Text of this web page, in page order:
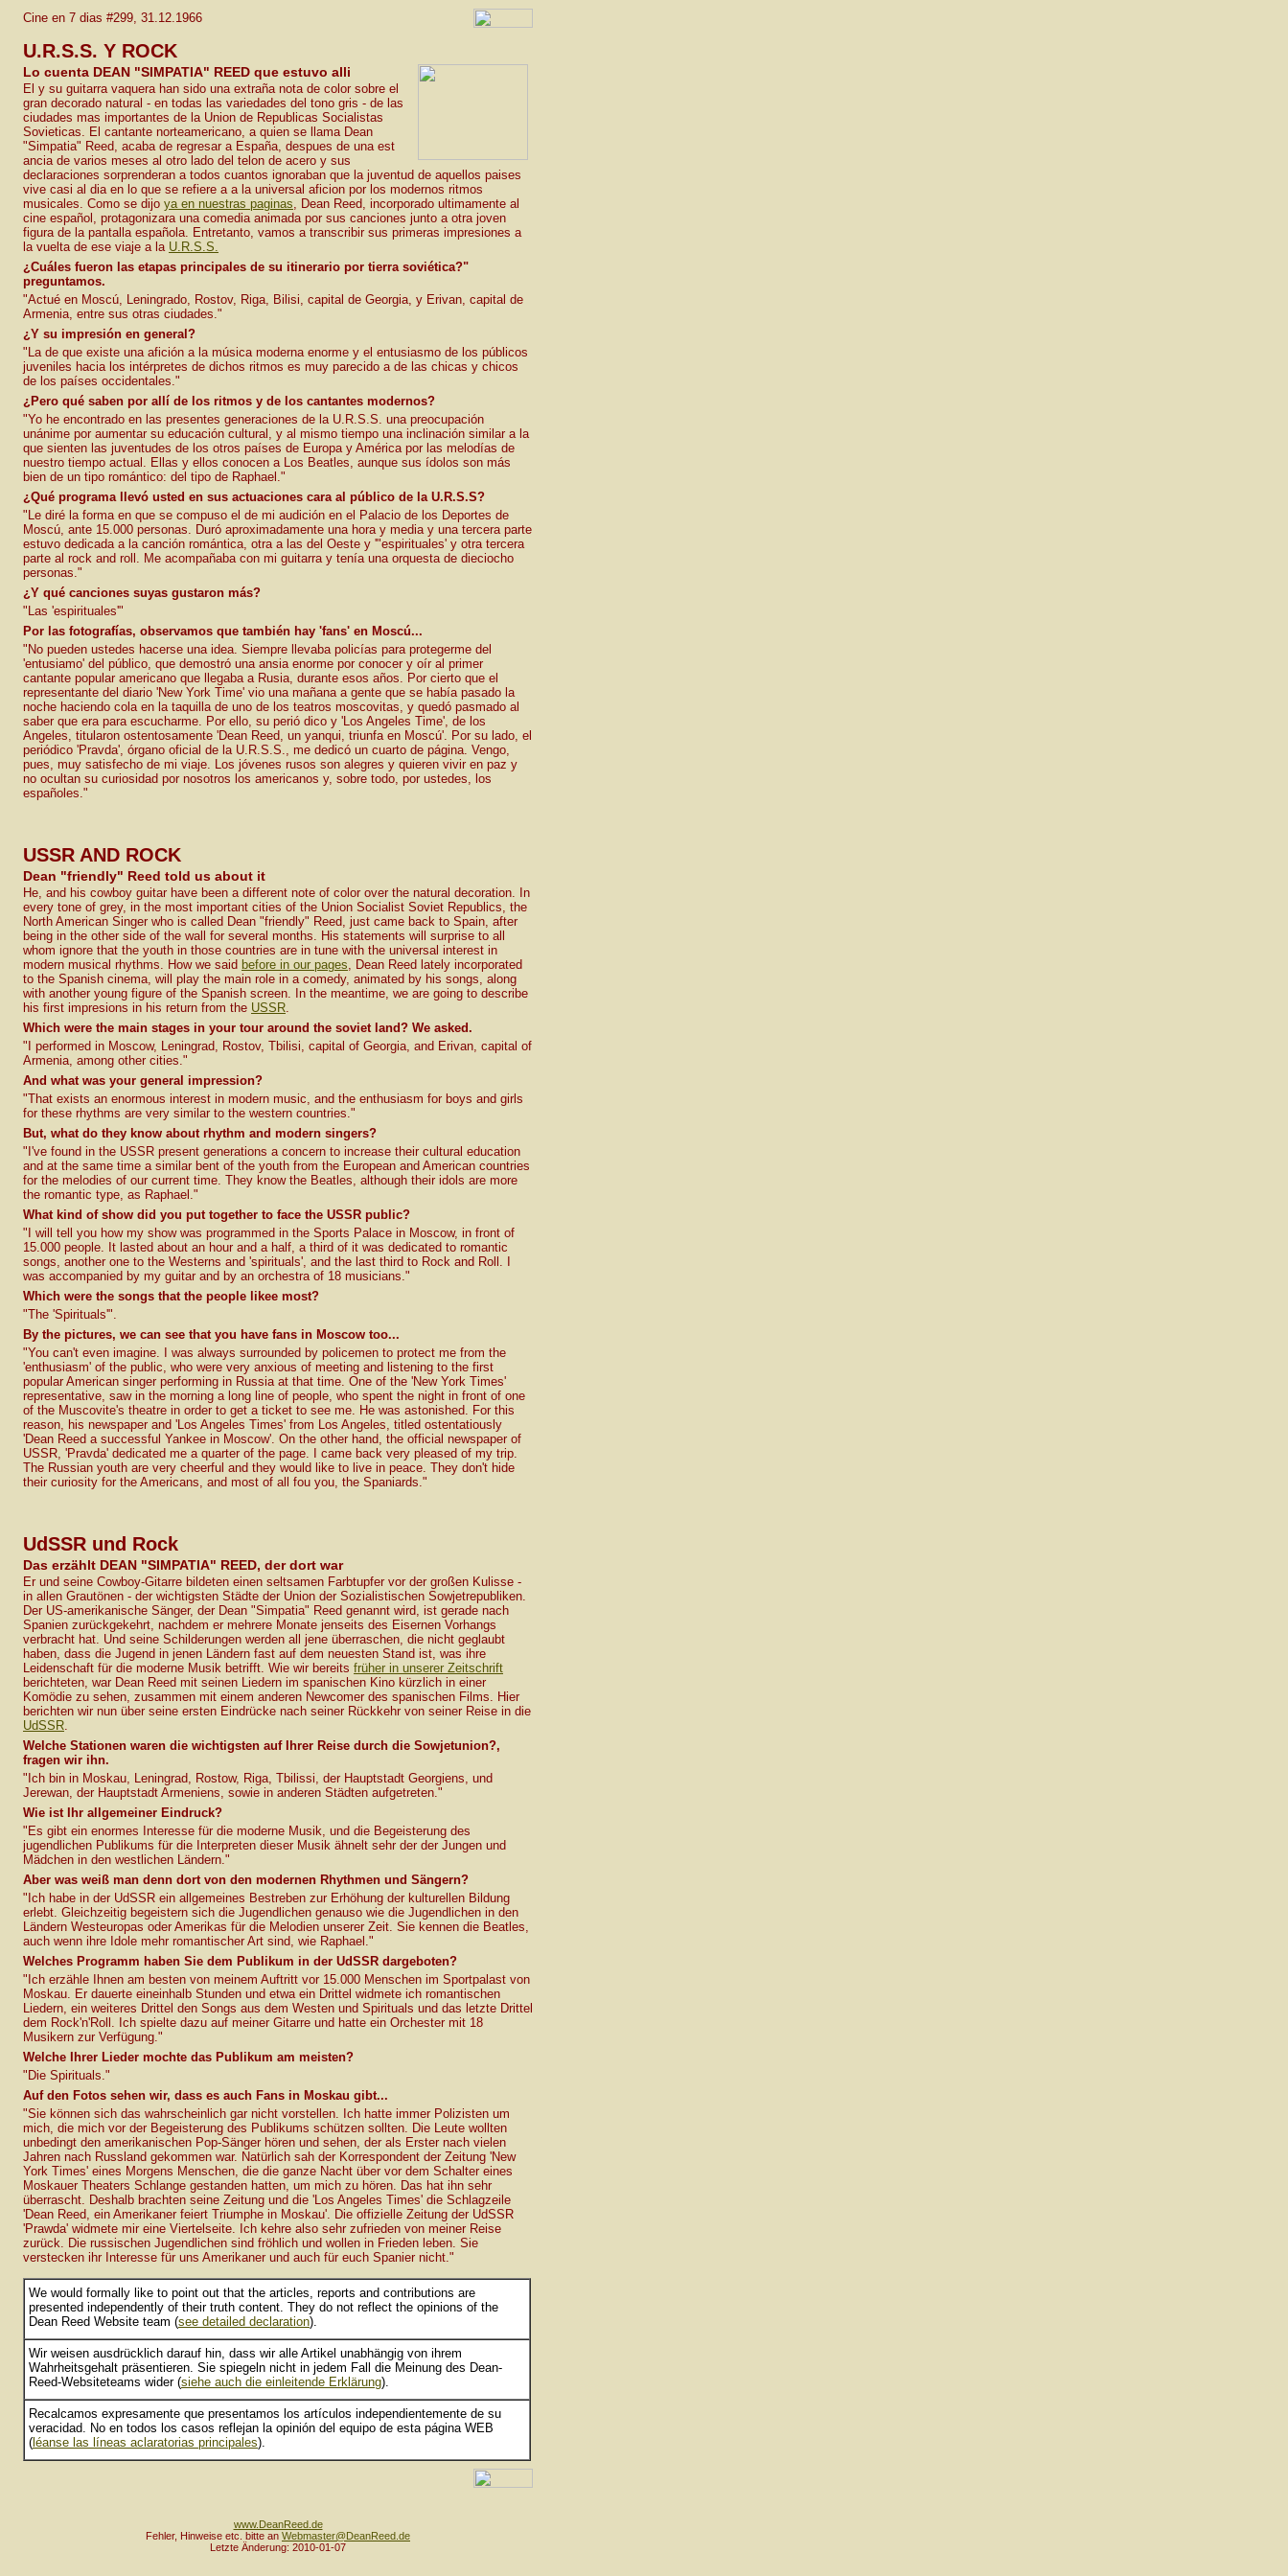
Cine en 7 dias #299, 31.12.1966
U.R.S.S. Y ROCK
Lo cuenta DEAN "SIMPATIA" REED que estuvo alli
El y su guitarra vaquera han sido una extraña nota de color sobre el
gran decorado natural - en todas las variedades del tono gris - de las
ciudades mas importantes de la Union de Republicas Socialistas
Sovieticas. El cantante norteamericano, a quien se llama Dean
"Simpatia" Reed, acaba de regresar a España, despues de una est
ancia de varios meses al otro lado del telon de acero y sus
declaraciones sorprenderan a todos cuantos ignoraban que la juventud de aquellos paises
vive casi al dia en lo que se refiere a a la universal aficion por los modernos ritmos
musicales. Como se dijo ya en nuestras paginas, Dean Reed, incorporado ultimamente al
cine español, protagonizara una comedia animada por sus canciones junto a otra joven
figura de la pantalla española. Entretanto, vamos a transcribir sus primeras impresiones a
la vuelta de ese viaje a la U.R.S.S.
¿Cuáles fueron las etapas principales de su itinerario por tierra soviética?"
preguntamos.
"Actué en Moscú, Leningrado, Rostov, Riga, Bilisi, capital de Georgia, y Erivan, capital de
Armenia, entre sus otras ciudades."
¿Y su impresión en general?
"La de que existe una afición a la música moderna enorme y el entusiasmo de los públicos
juveniles hacia los intérpretes de dichos ritmos es muy parecido a de las chicas y chicos
de los países occidentales."
¿Pero qué saben por allí de los ritmos y de los cantantes modernos?
"Yo he encontrado en las presentes generaciones de la U.R.S.S. una preocupación
unánime por aumentar su educación cultural, y al mismo tiempo una inclinación similar a la
que sienten las juventudes de los otros países de Europa y América por las melodías de
nuestro tiempo actual. Ellas y ellos conocen a Los Beatles, aunque sus ídolos son más
bien de un tipo romántico: del tipo de Raphael."
¿Qué programa llevó usted en sus actuaciones cara al público de la U.R.S.S?
"Le diré la forma en que se compuso el de mi audición en el Palacio de los Deportes de
Moscú, ante 15.000 personas. Duró aproximadamente una hora y media y una tercera parte
estuvo dedicada a la canción romántica, otra a las del Oeste y '"espirituales' y otra tercera
parte al rock and roll. Me acompañaba con mi guitarra y tenía una orquesta de dieciocho
personas."
¿Y qué canciones suyas gustaron más?
"Las 'espirituales'"
Por las fotografías, observamos que también hay 'fans' en Moscú...
"No pueden ustedes hacerse una idea. Siempre llevaba policías para protegerme del
'entusiamo' del público, que demostró una ansia enorme por conocer y oír al primer
cantante popular americano que llegaba a Rusia, durante esos años. Por cierto que el
representante del diario 'New York Time' vio una mañana a gente que se había pasado la
noche haciendo cola en la taquilla de uno de los teatros moscovitas, y quedó pasmado al
saber que era para escucharme. Por ello, su perió dico y 'Los Angeles Time', de los
Angeles, titularon ostentosamente 'Dean Reed, un yanqui, triunfa en Moscú'. Por su lado, el
periódico 'Pravda', órgano oficial de la U.R.S.S., me dedicó un cuarto de página. Vengo,
pues, muy satisfecho de mi viaje. Los jóvenes rusos son alegres y quieren vivir en paz y
no ocultan su curiosidad por nosotros los americanos y, sobre todo, por ustedes, los
españoles."
USSR AND ROCK
Dean "friendly" Reed told us about it
He, and his cowboy guitar have been a different note of color over the natural decoration. In
every tone of grey, in the most important cities of the Union Socialist Soviet Republics, the
North American Singer who is called Dean "friendly" Reed, just came back to Spain, after
being in the other side of the wall for several months. His statements will surprise to all
whom ignore that the youth in those countries are in tune with the universal interest in
modern musical rhythms. How we said before in our pages, Dean Reed lately incorporated
to the Spanish cinema, will play the main role in a comedy, animated by his songs, along
with another young figure of the Spanish screen. In the meantime, we are going to describe
his first impresions in his return from the USSR.
Which were the main stages in your tour around the soviet land? We asked.
"I performed in Moscow, Leningrad, Rostov, Tbilisi, capital of Georgia, and Erivan, capital of
Armenia, among other cities."
And what was your general impression?
"That exists an enormous interest in modern music, and the enthusiasm for boys and girls
for these rhythms are very similar to the western countries."
But, what do they know about rhythm and modern singers?
"I've found in the USSR present generations a concern to increase their cultural education
and at the same time a similar bent of the youth from the European and American countries
for the melodies of our current time. They know the Beatles, although their idols are more
the romantic type, as Raphael."
What kind of show did you put together to face the USSR public?
"I will tell you how my show was programmed in the Sports Palace in Moscow, in front of
15.000 people. It lasted about an hour and a half, a third of it was dedicated to romantic
songs, another one to the Westerns and 'spirituals', and the last third to Rock and Roll. I
was accompanied by my guitar and by an orchestra of 18 musicians."
Which were the songs that the people likee most?
"The 'Spirituals'".
By the pictures, we can see that you have fans in Moscow too...
"You can't even imagine. I was always surrounded by policemen to protect me from the
'enthusiasm' of the public, who were very anxious of meeting and listening to the first
popular American singer performing in Russia at that time. One of the 'New York Times'
representative, saw in the morning a long line of people, who spent the night in front of one
of the Muscovite's theatre in order to get a ticket to see me. He was astonished. For this
reason, his newspaper and 'Los Angeles Times' from Los Angeles, titled ostentatiously
'Dean Reed a successful Yankee in Moscow'. On the other hand, the official newspaper of
USSR, 'Pravda' dedicated me a quarter of the page. I came back very pleased of my trip.
The Russian youth are very cheerful and they would like to live in peace. They don't hide
their curiosity for the Americans, and most of all fou you, the Spaniards."
UdSSR und Rock
Das erzählt DEAN "SIMPATIA" REED, der dort war
Er und seine Cowboy-Gitarre bildeten einen seltsamen Farbtupfer vor der großen Kulisse -
in allen Grautönen - der wichtigsten Städte der Union der Sozialistischen Sowjetrepubliken.
Der US-amerikanische Sänger, der Dean "Simpatia" Reed genannt wird, ist gerade nach
Spanien zurückgekehrt, nachdem er mehrere Monate jenseits des Eisernen Vorhangs
verbracht hat. Und seine Schilderungen werden all jene überraschen, die nicht geglaubt
haben, dass die Jugend in jenen Ländern fast auf dem neuesten Stand ist, was ihre
Leidenschaft für die moderne Musik betrifft. Wie wir bereits früher in unserer Zeitschrift
berichteten, war Dean Reed mit seinen Liedern im spanischen Kino kürzlich in einer
Komödie zu sehen, zusammen mit einem anderen Newcomer des spanischen Films. Hier
berichten wir nun über seine ersten Eindrücke nach seiner Rückkehr von seiner Reise in die
UdSSR.
Welche Stationen waren die wichtigsten auf Ihrer Reise durch die Sowjetunion?,
fragen wir ihn.
"Ich bin in Moskau, Leningrad, Rostow, Riga, Tbilissi, der Hauptstadt Georgiens, und
Jerewan, der Hauptstadt Armeniens, sowie in anderen Städten aufgetreten."
Wie ist Ihr allgemeiner Eindruck?
"Es gibt ein enormes Interesse für die moderne Musik, und die Begeisterung des
jugendlichen Publikums für die Interpreten dieser Musik ähnelt sehr der der Jungen und
Mädchen in den westlichen Ländern."
Aber was weiß man denn dort von den modernen Rhythmen und Sängern?
"Ich habe in der UdSSR ein allgemeines Bestreben zur Erhöhung der kulturellen Bildung
erlebt. Gleichzeitig begeistern sich die Jugendlichen genauso wie die Jugendlichen in den
Ländern Westeuropas oder Amerikas für die Melodien unserer Zeit. Sie kennen die Beatles,
auch wenn ihre Idole mehr romantischer Art sind, wie Raphael."
Welches Programm haben Sie dem Publikum in der UdSSR dargeboten?
"Ich erzähle Ihnen am besten von meinem Auftritt vor 15.000 Menschen im Sportpalast von
Moskau. Er dauerte eineinhalb Stunden und etwa ein Drittel widmete ich romantischen
Liedern, ein weiteres Drittel den Songs aus dem Westen und Spirituals und das letzte Drittel
dem Rock'n'Roll. Ich spielte dazu auf meiner Gitarre und hatte ein Orchester mit 18
Musikern zur Verfügung."
Welche Ihrer Lieder mochte das Publikum am meisten?
"Die Spirituals."
Auf den Fotos sehen wir, dass es auch Fans in Moskau gibt...
"Sie können sich das wahrscheinlich gar nicht vorstellen. Ich hatte immer Polizisten um
mich, die mich vor der Begeisterung des Publikums schützen sollten. Die Leute wollten
unbedingt den amerikanischen Pop-Sänger hören und sehen, der als Erster nach vielen
Jahren nach Russland gekommen war. Natürlich sah der Korrespondent der Zeitung 'New
York Times' eines Morgens Menschen, die die ganze Nacht über vor dem Schalter eines
Moskauer Theaters Schlange gestanden hatten, um mich zu hören. Das hat ihn sehr
überrascht. Deshalb brachten seine Zeitung und die 'Los Angeles Times' die Schlagzeile
'Dean Reed, ein Amerikaner feiert Triumphe in Moskau'. Die offizielle Zeitung der UdSSR
'Prawda' widmete mir eine Viertelseite. Ich kehre also sehr zufrieden von meiner Reise
zurück. Die russischen Jugendlichen sind fröhlich und wollen in Frieden leben. Sie
verstecken ihr Interesse für uns Amerikaner und auch für euch Spanier nicht."
We would formally like to point out that the articles, reports and contributions are
presented independently of their truth content. They do not reflect the opinions of the
Dean Reed Website team (see detailed declaration).
Wir weisen ausdrücklich darauf hin, dass wir alle Artikel unabhängig von ihrem
Wahrheitsgehalt präsentieren. Sie spiegeln nicht in jedem Fall die Meinung des Dean-
Reed-Websiteteams wider (siehe auch die einleitende Erklärung).
Recalcamos expresamente que presentamos los artículos independientemente de su
veracidad. No en todos los casos reflejan la opinión del equipo de esta página WEB
( léanse las líneas aclaratorias principales).
www.DeanReed.de
Fehler, Hinweise etc. bitte an Webmaster@DeanReed.de
Letzte Änderung: 2010-01-07